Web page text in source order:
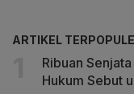
ARTIKEL
Ribuan
Hukum Sebut